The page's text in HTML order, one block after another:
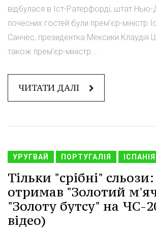
відбулася в Іст-Ратерфорді, штат
почесних гостей були прем'єр-міністр
Санчес, президентка Мексики Клаудія
також прем'єр-міністр...
ЧИТАТИ ДАЛІ
УРУГВАЙ ПОРТУГАЛІЯ ІСПАНІЯ
Тільки "срібні"
отримав "Золотий
"Золоту бутсу" на ЧС-
відео)